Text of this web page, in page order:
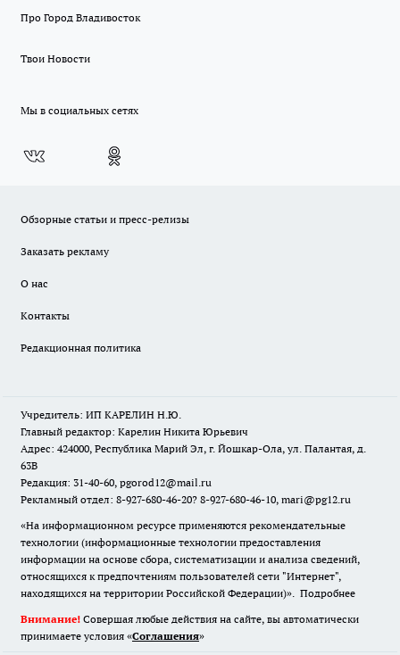
Про Город Владивосток
Твои Новости
Мы в социальных сетях
Обзорные статьи и пресс-релизы
Заказать рекламу
О нас
Контакты
Редакционная политика
Учредитель: ИП КАРЕЛИН Н.Ю.
Главный редактор: Карелин Никита Юрьевич
Адрес: 424000, Республика Марий Эл, г. Йошкар-Ола, ул. Палантая, д.
63В
Редакция: 31-40-60, pgorod12@mail.ru
Рекламный отдел: 8-927-680-46-20? 8-927-680-46-10, mari@pg12.ru
«На информационном ресурсе применяются рекомендательные
технологии (информационные технологии предоставления
информации на основе сбора, систематизации и анализа сведений,
относящихся к предпочтениям пользователей сети "Интернет",
находящихся на территории Российской Федерации)». Подробнее
Внимание! Совершая любые действия на сайте, вы автоматически
принимаете условия «Cоглашения»